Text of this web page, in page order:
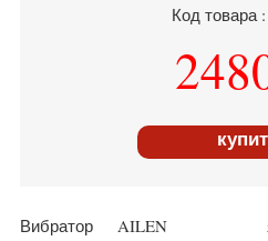
Код товара
Вибратор AILEN